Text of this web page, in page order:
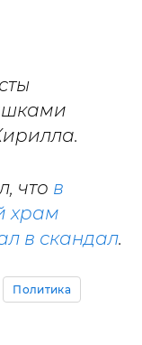
что в
храм
в скандал.
Политика